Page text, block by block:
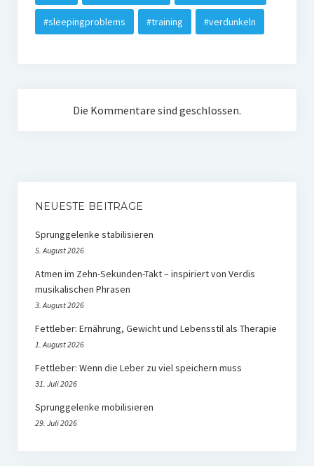
#sleepingproblems #training #verdunkeln
Die Kommentare sind geschlossen.
NEUESTE BEITRÄGE
Sprunggelenke stabilisieren
5. August 2026
Atmen im Zehn-Sekunden-Takt – inspiriert von Verdis
musikalischen Phrasen
3. August 2026
Fettleber: Ernährung, Gewicht und Lebensstil als Therapie
1. August 2026
Fettleber: Wenn die Leber zu viel speichern muss
31. Juli 2026
Sprunggelenke mobilisieren
29. Juli 2026